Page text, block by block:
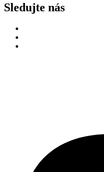
Sledujte nás